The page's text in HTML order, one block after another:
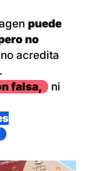
puede
no
acredita
falsa,
ni